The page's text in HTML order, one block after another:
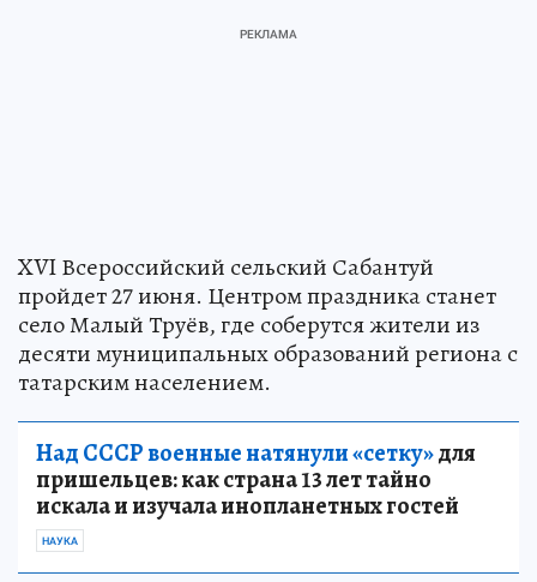
XVI Всероссийский сельский Сабантуй
пройдет 27 июня. Центром праздника станет
село Малый Труёв, где соберутся жители из
десяти муниципальных образований региона с
татарским населением.
Над СССР военные натянули «сетку»для
пришельцев: как страна 13 лет тайно
искала и изучала инопланетных гостей
НАУКА